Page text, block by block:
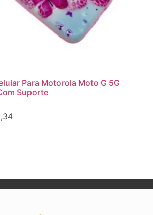
Para Motorola Moto G 5G
Suporte